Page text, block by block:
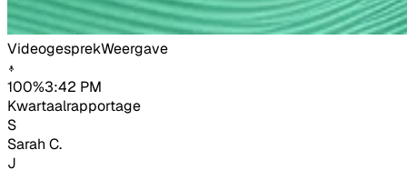
VideogesprekWeergave
100%3:42 PM
Kwartaalrapportage
S
Sarah C.
J